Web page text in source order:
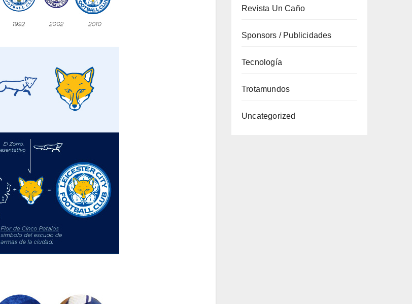
Revista Un Caño
Sponsors / Publicidades
Tecnología
Trotamundos
Uncategorized